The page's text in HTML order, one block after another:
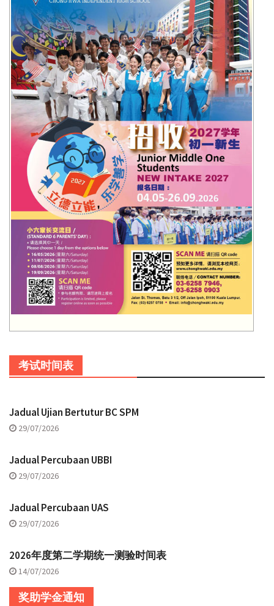
考试时间表
Jadual Ujian Bertutur BC SPM
29/07/2026
Jadual Percubaan UBBI
29/07/2026
Jadual Percubaan UAS
29/07/2026
2026年度第二学期统一测验时间表
14/07/2026
奖助学金通知